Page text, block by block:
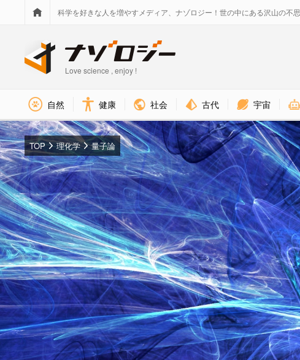
科学を好きな人を増やすメディア、ナゾロジー！世の中にある沢山の不
Love science , enjoy !
自然 健康 社会 古代 宇宙
TOP 理化学 量子論